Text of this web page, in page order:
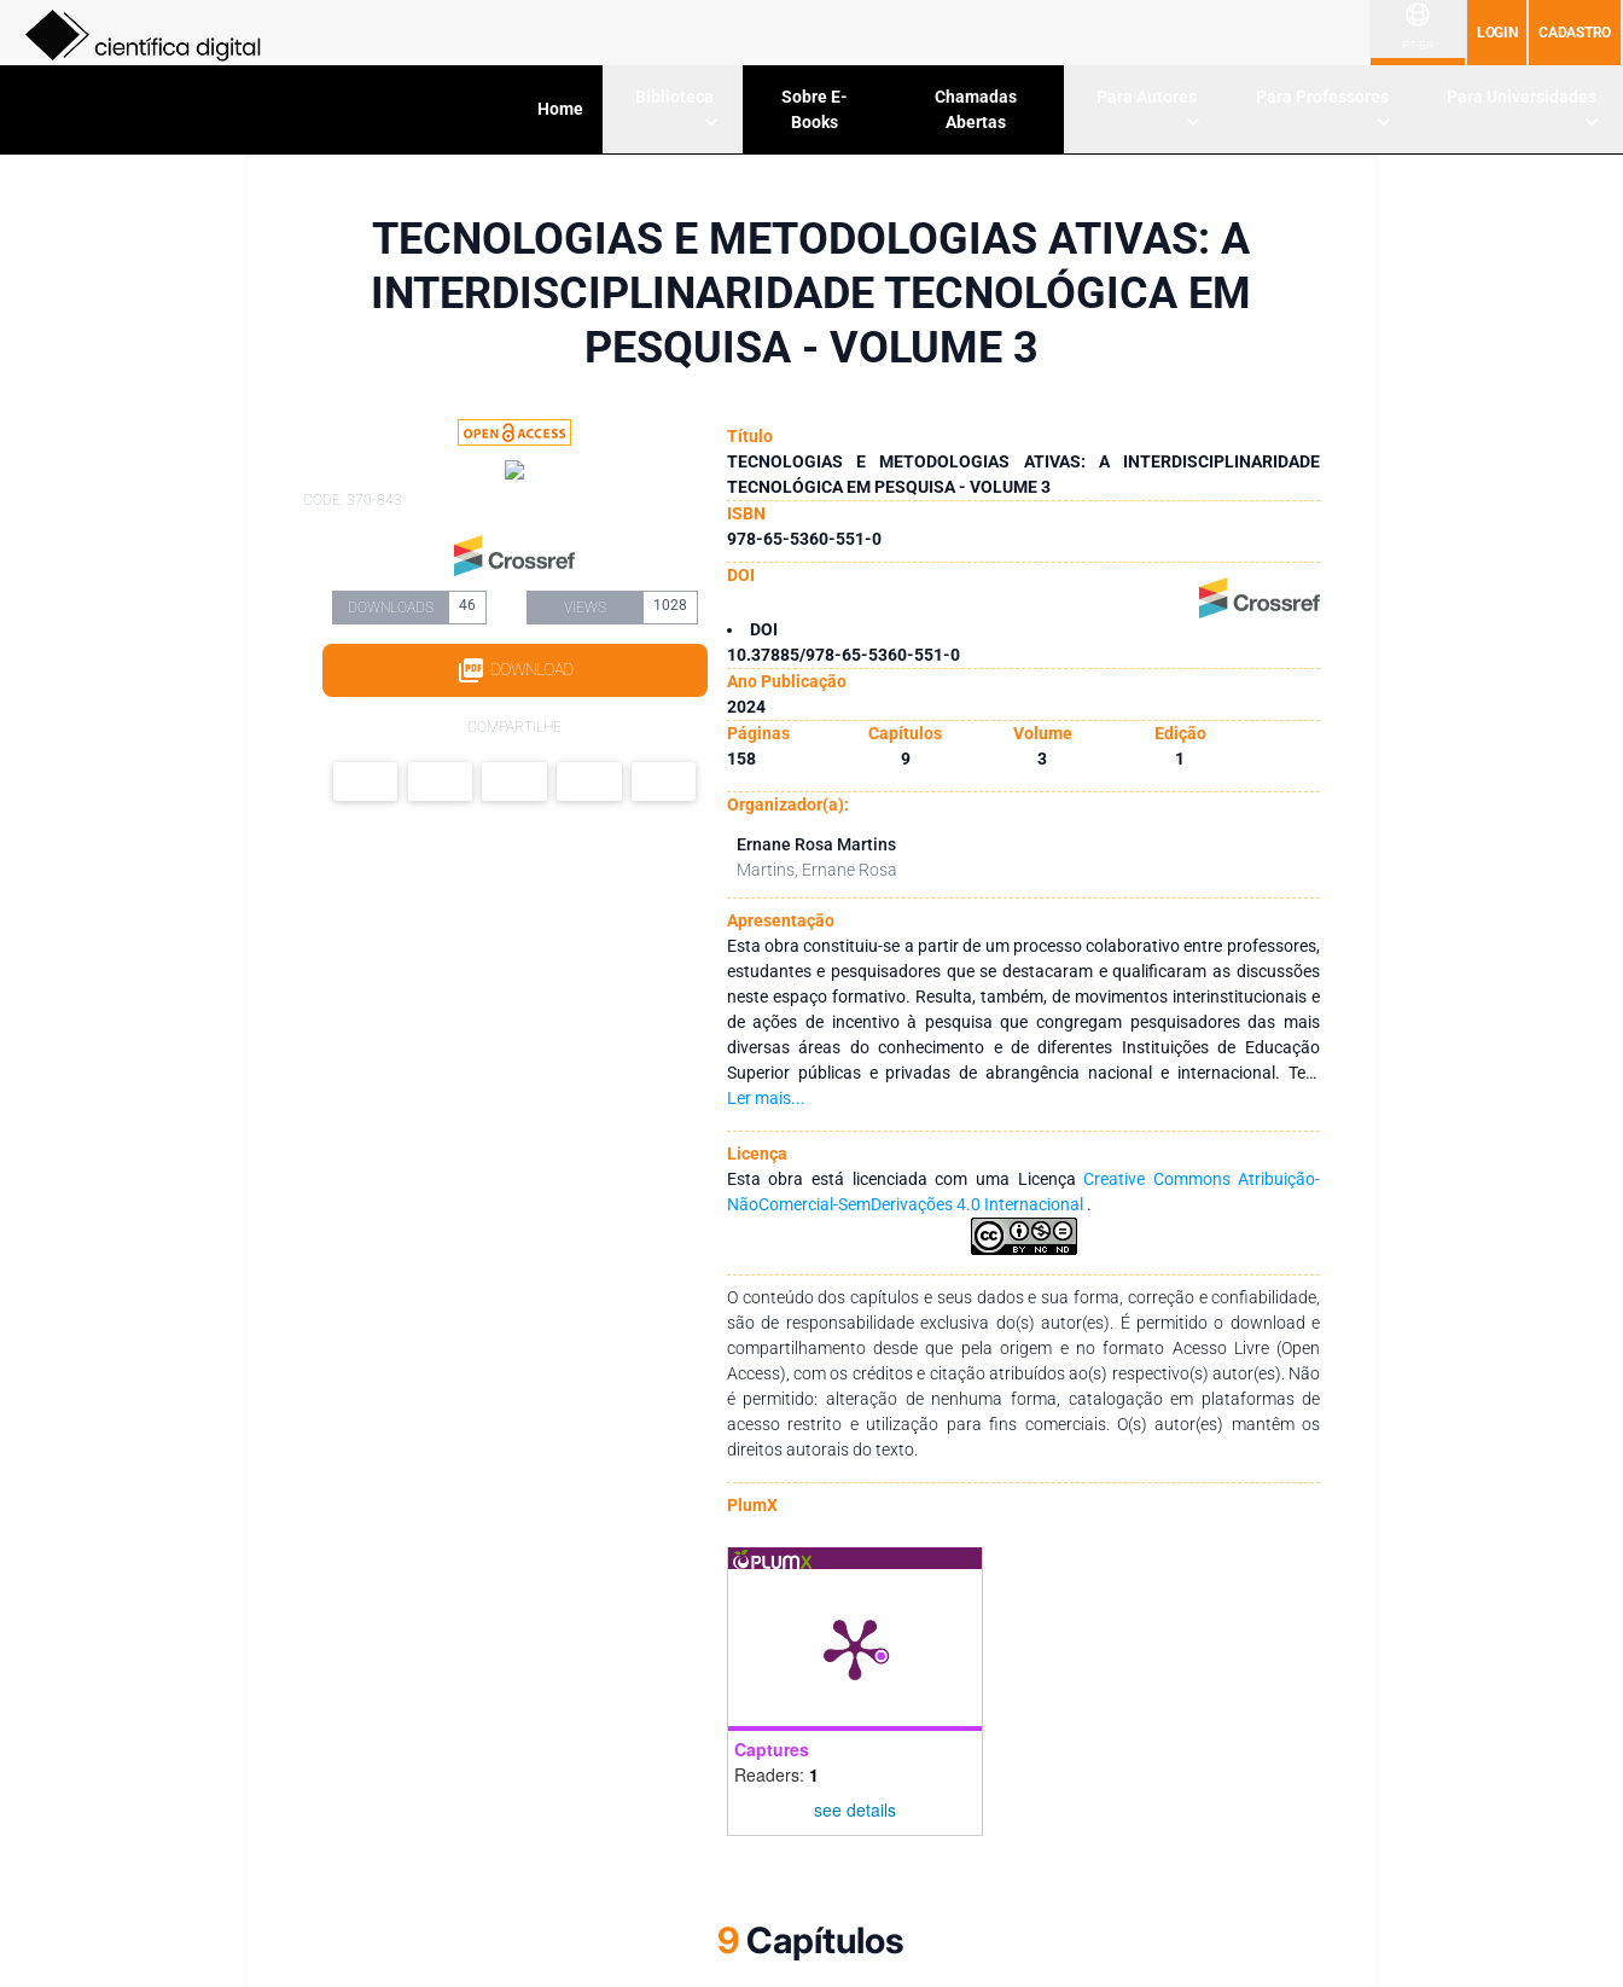
LOGIN CADASTRO
Home
Sobre E-
Books
Chamadas
Abertas
TECNOLOGIAS E METODOLOGIAS ATIVAS: A
INTERDISCIPLINARIDADE TECNOLÓGICA EM
PESQUISA - VOLUME 3
CODE: 370-843
DOWNLOADS 46 VIEWS 1028
DOWNLOAD
COMPARTILHE
Título
TECNOLOGIAS E METODOLOGIAS ATIVAS: A INTERDISCIPLINARIDADE
TECNOLÓGICA EM PESQUISA - VOLUME 3
ISBN
978-65-5360-551-0
DOI
DOI
10.37885/978-65-5360-551-0
Ano Publicação
2024
Páginas
Capítulos Volume
Edição
158
9 3 1
Organizador(a):
Ernane Rosa Martins
Martins, Ernane Rosa
Apresentação
Esta obra constituiu-se a partir de um processo colaborativo entre professores,
estudantes e pesquisadores que se destacaram e qualificaram as discussões
neste espaço formativo. Resulta, também, de movimentos interinstitucionais e
de ações de incentivo à pesquisa que congregam pesquisadores das mais
diversas áreas do conhecimento e de diferentes Instituições de Educação
Superior públicas e privadas de abrangência nacional e internacional. Tem
como objetivo integrar ações interinstitucionais nacionais e internacionais com
dos profissionais da educação, por meio da produção e socialização de
conhecimentos das diversas áreas do Saberes. Agradecemos aos autores pelo
empenho, disponibilidade e dedicação para o desenvolvimento e conclusão
dessa obra. Esperamos também que esta obra sirva de instrumento didático-
pedagógico para estudantes, professores dos diversos níveis de ensino em
seus trabalhos e demais interessados pela temática.
Ler mais...
Licença
Esta obra está licenciada com uma LicençaCreative Commons Atribuição-
NãoComercial-SemDerivações 4.0 Internacional .
O conteúdo dos capítulos e seus dados e sua forma, correção e confiabilidade,
são de responsabilidade exclusiva do(s) autor(es). É permitido o download e
compartilhamento desde que pela origem e no formato Acesso Livre (Open
Access), com os créditos e citação atribuídos ao(s) respectivo(s) autor(es). Não
é permitido: alteração de nenhuma forma, catalogação em plataformas de
acesso restrito e utilização para fins comerciais. O(s) autor(es) mantêm os
direitos autorais do texto.
PlumX
Captures
Readers: 1
see details
9Capítulos